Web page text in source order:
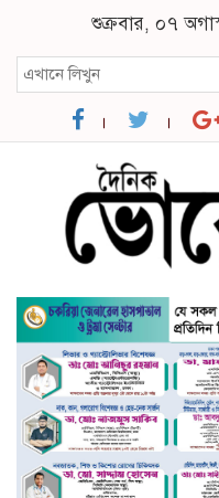
শুক্রবার, ০৭